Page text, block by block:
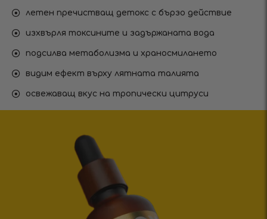
летен пречистващ детокс с бързо действие
изхвърля токсините и задържаната вода
подсилва метаболизма и храносмилането
видим ефект върху лятната талията
освежаващ вкус на тропически цитруси